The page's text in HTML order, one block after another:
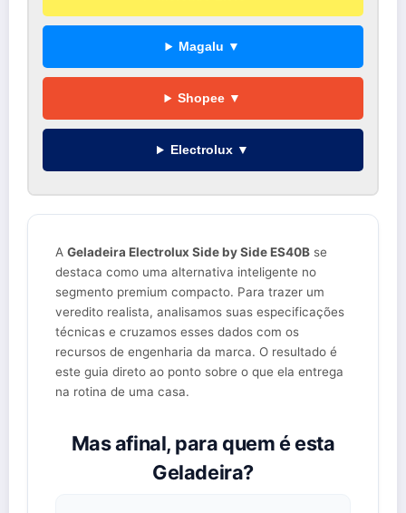
Magalu ▼
Shopee ▼
Electrolux ▼
A Geladeira Electrolux Side by Side ES40B se
destaca como uma alternativa inteligente no
segmento premium compacto. Para trazer um
veredito realista, analisamos suas especificações
técnicas e cruzamos esses dados com os
recursos de engenharia da marca. O resultado é
este guia direto ao ponto sobre o que ela entrega
na rotina de uma casa.
Mas afinal, para quem é esta
Geladeira?